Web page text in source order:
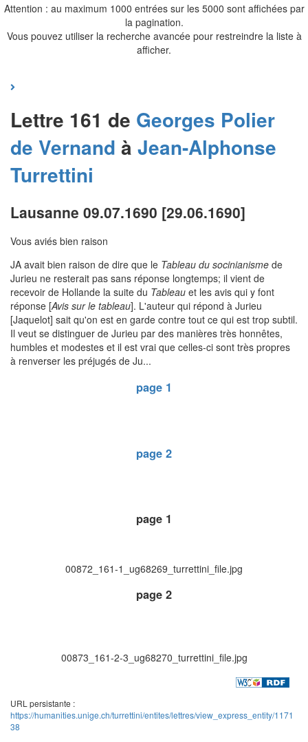
Attention : au maximum 1000 entrées sur les 5000 sont affichées par
la pagination.
Vous pouvez utiliser la recherche avancée pour restreindre la liste à
afficher.
Lettre 161 de Georges Polier
de Vernand à Jean-Alphonse
Turrettini
Lausanne 09.07.1690 [29.06.1690]
Vous aviés bien raison
JA avait bien raison de dire que le Tableau du socinianisme de
Jurieu ne resterait pas sans réponse longtemps; il vient de
recevoir de Hollande la suite du Tableau et les avis qui y font
réponse [Avis sur le tableau]. L'auteur qui répond à Jurieu
[Jaquelot] sait qu'on est en garde contre tout ce qui est trop subtil.
Il veut se distinguer de Jurieu par des manières très honnêtes,
humbles et modestes et il est vrai que celles-ci sont très propres
à renverser les préjugés de Ju...
page 1
page 2
page 1
00872_161-1_ug68269_turrettini_file.jpg
page 2
00873_161-2-3_ug68270_turrettini_file.jpg
URL persistante :
https://humanities.unige.ch/turrettini/entites/lettres/view_express_entity/1171
38